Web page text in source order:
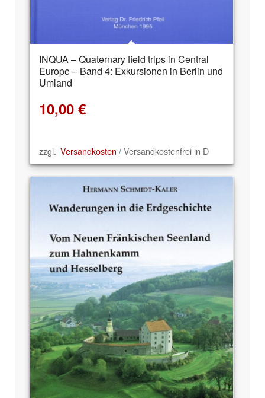
INQUA – Quaternary field trips in Central
Europe – Band 4: Exkursionen in Berlin und
Umland
10,00 €
zzgl. Versandkosten / Versandkostenfrei in D